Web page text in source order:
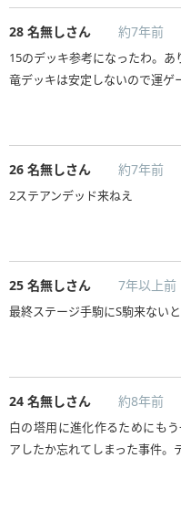
28 名無しさん 約7年前
15のデッキ参考になったわ。あ
竜デッキは安定しないので運ゲ
26 名無しさん 約7年前
2ステアンデッド来ねえ
25 名無しさん 7年以上前
最終ステージ手駒にS駒来ない
24 名無しさん 約8年前
白の塔用に進化作るためにも
アしたか忘れてしまった事件。